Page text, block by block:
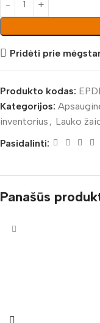
Pridėti prie
Produkto kodas:
Kategorijos:
inventorius , Lauko
Pasidalinti:
Panašūs